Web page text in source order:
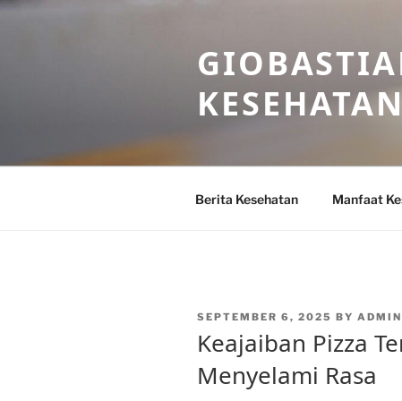
Skip
Berita Kesehatan Manfaat
POSTED
SEPTEMBER 6, 2025 BY
Keajaiban Pizza
Menyelami Rasa